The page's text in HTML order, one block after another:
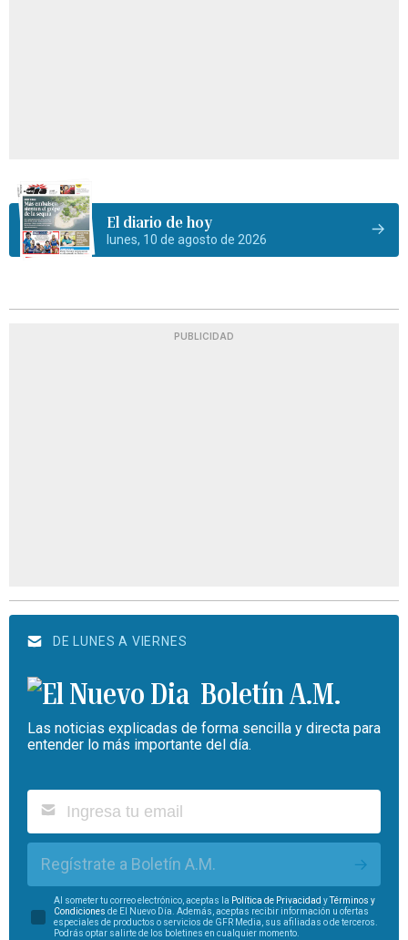
El diario de hoy
lunes, 10 de agosto de 2026
PUBLICIDAD
DE LUNES A VIERNES
Boletín A.M.
Las noticias explicadas de forma sencilla y directa para
entender lo más importante del día.
Regístrate a Boletín A.M.
Al someter tu correo electrónico, aceptas la Política de Privacidad y
Términos y
Condiciones de El Nuevo Día. Además, aceptas recibir información u ofertas
especiales de productos o servicios de GFR Media, sus afiliadas o de terceros.
Podrás optar salirte de los boletines en cualquier momento.